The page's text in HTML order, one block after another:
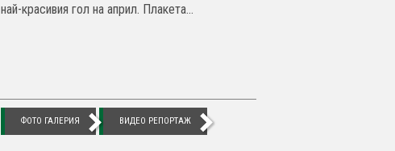
най-красивия гол на април. Плакета...
ФОТО ГАЛЕРИЯ ВИДЕО РЕПОРТАЖ